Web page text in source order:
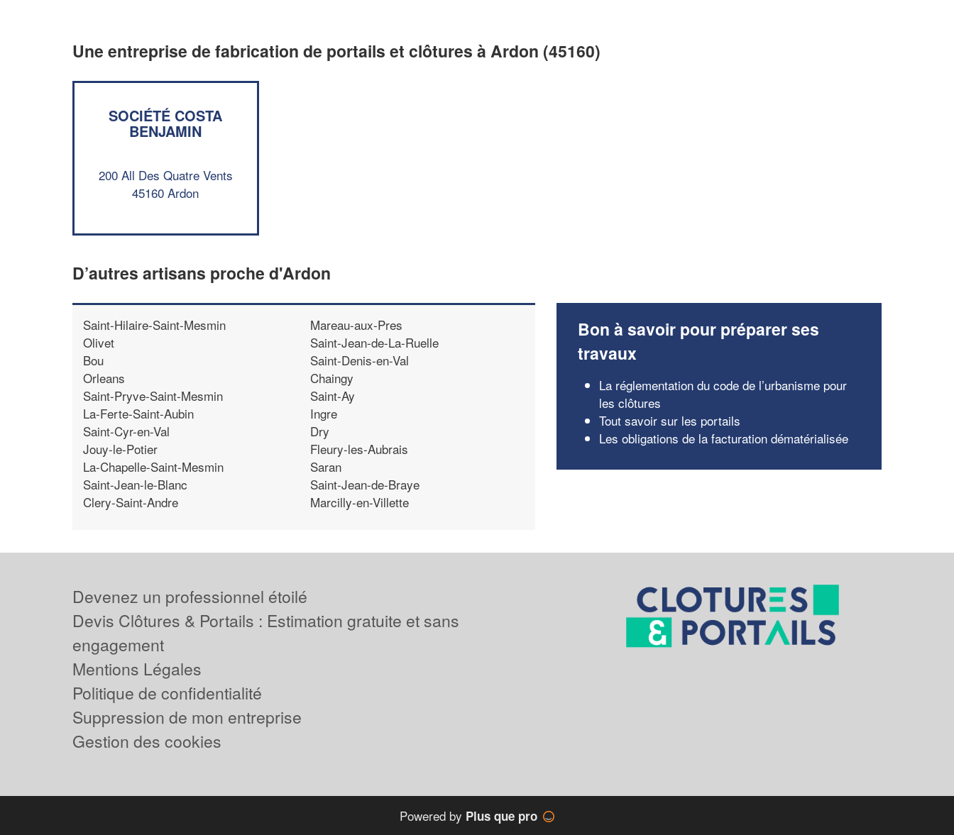
Une entreprise de fabrication de portails et clôtures à Ardon (45160)
SOCIÉTÉ COSTA
BENJAMIN
200 All Des Quatre Vents
45160 Ardon
D’autres artisans proche d'Ardon
Saint-Hilaire-Saint-Mesmin
Olivet
Bou
Orleans
Saint-Pryve-Saint-Mesmin
La-Ferte-Saint-Aubin
Saint-Cyr-en-Val
Jouy-le-Potier
La-Chapelle-Saint-Mesmin
Saint-Jean-le-Blanc
Clery-Saint-Andre
Mareau-aux-Pres
Saint-Jean-de-La-Ruelle
Saint-Denis-en-Val
Chaingy
Saint-Ay
Ingre
Dry
Fleury-les-Aubrais
Saran
Saint-Jean-de-Braye
Marcilly-en-Villette
Bon à savoir pour préparer ses
travaux
La réglementation du code de l’urbanisme pour
les clôtures
Tout savoir sur les portails
Les obligations de la facturation dématérialisée
Devenez un professionnel étoilé
Devis Clôtures & Portails : Estimation gratuite et sans
engagement
Mentions Légales
Politique de confidentialité
Suppression de mon entreprise
Gestion des cookies
Powered by Plus que pro